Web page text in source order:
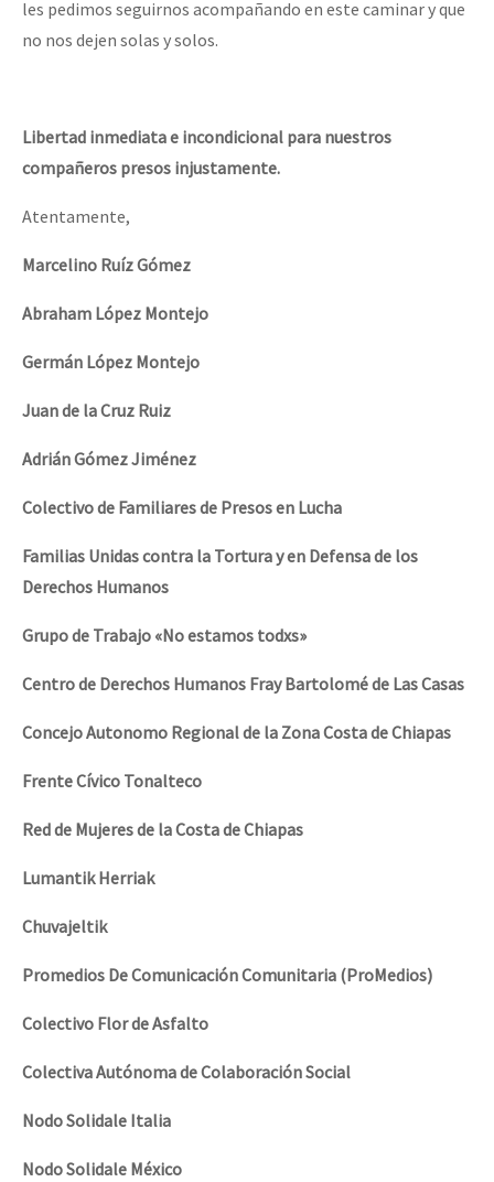
les pedimos seguirnos acompañando en este caminar y que
no nos dejen solas y solos.
Libertad inmediata e incondicional para nuestros
compañeros presos injustamente.
Atentamente,
Marcelino Ruíz Gómez
Abraham López Montejo
Germán López Montejo
Juan de la Cruz Ruiz
Adrián Gómez Jiménez
Colectivo de Familiares de Presos en Lucha
Familias Unidas contra la Tortura y en Defensa de los
Derechos Humanos
Grupo de Trabajo «No estamos todxs»
Centro de Derechos Humanos Fray Bartolomé de Las Casas
Concejo Autonomo Regional de la Zona Costa de Chiapas
Frente Cívico Tonalteco
Red de Mujeres de la Costa de Chiapas
Lumantik Herriak
Chuvajeltik
Promedios De Comunicación Comunitaria (ProMedios)
Colectivo Flor de Asfalto
Colectiva Autónoma de Colaboración Social
Nodo Solidale Italia
Nodo Solidale México